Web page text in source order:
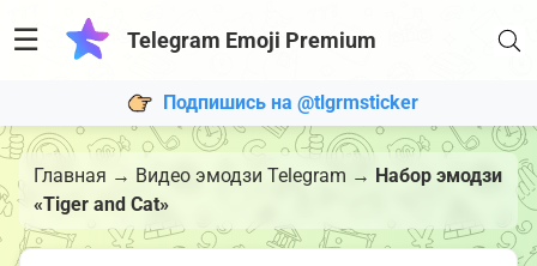
☰ Telegram Emoji Premium
Подпишись на @tlgrmsticker
Главная → Видео эмодзи Telegram → Набор эмодзи
«Tiger and Cat»